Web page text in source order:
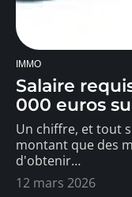
IMMO
Salaire
000 euros
Un chiffre, et tout
montant que des
d'obtenir…
12 mars 2026